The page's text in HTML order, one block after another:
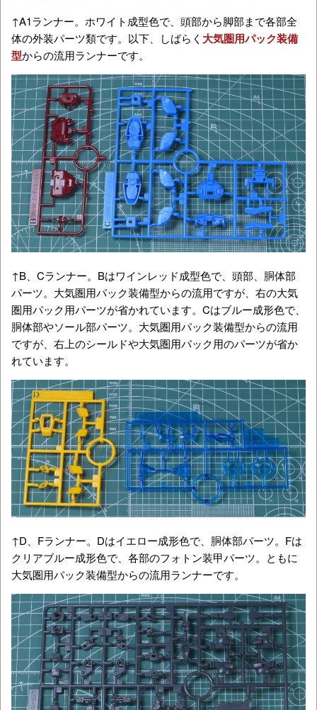
↑A1ランナー。ホワイト成型色で、頭部から脚部まで各部全
体の外装パーツ類です。以下、しばらく 大気圏用パック装備
型からの流用ランナーです。
↑B、Cランナー。Bはワインレッド成型色で、頭部、胴体部
パーツ。大気圏用パック装備型からの流用ですが、右の大気
圏用パック用パーツが省かれています。Cはブルー成形色で、
胴体部やソール部パーツ。大気圏用パック装備型からの流用
ですが、右上のシールドや大気圏用パック用のパーツが省か
れています。
↑D、Fランナー。Dはイエロー成形色で、胴体部パーツ。Fは
クリアブルー成形色で、 各部のフォトン装甲パーツ。ともに
大気圏用パック装備型からの流用ランナーです。